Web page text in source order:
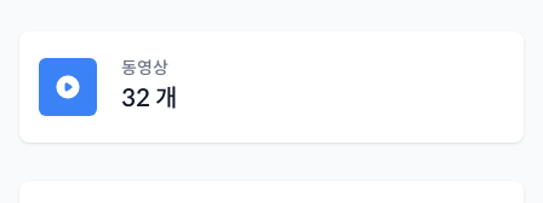
동영상
32 개